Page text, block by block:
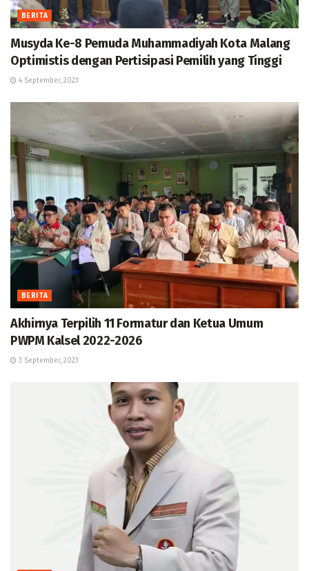
BERITA
Musyda Ke-8 Pemuda Muhammadiyah Kota Malang
Optimistis dengan Pertisipasi Pemilih yang Tinggi
4 September, 2023
BERITA
Akhirnya Terpilih 11 Formatur dan Ketua Umum
PWPM Kalsel 2022-2026
3 September, 2023